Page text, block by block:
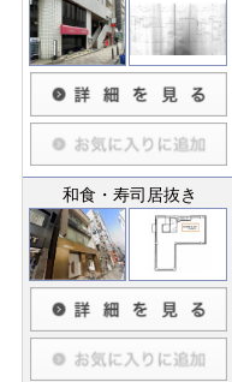
和食・寿司居抜き